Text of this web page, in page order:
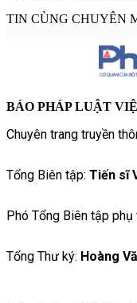
TIN CÙNG CHUYÊN
BÁO PHÁP LUẬT
Chuyên trang truyền
Tổng Biên tập: Tiến sĩ
Phó Tổng Biên tập phụ
Tổng Thư ký: Hoàng